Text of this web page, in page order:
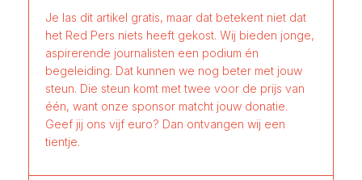
Je las dit artikel gratis, maar dat betekent niet dat
het Red Pers niets heeft gekost. Wij bieden jonge,
aspirerende journalisten een podium én
begeleiding. Dat kunnen we nog beter met jouw
steun. Die steun komt met twee voor de prijs van
één, want onze sponsor matcht jouw donatie.
Geef jij ons vijf euro? Dan ontvangen wij een
tientje.